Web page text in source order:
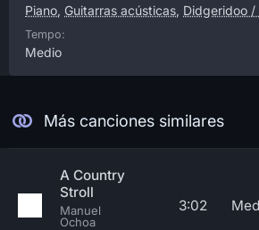
Piano, Guitarras acústicas, Didgeridoo
Tempo:
Medio
Más canciones similares
A Country
Stroll
Manuel
Ochoa
3:02